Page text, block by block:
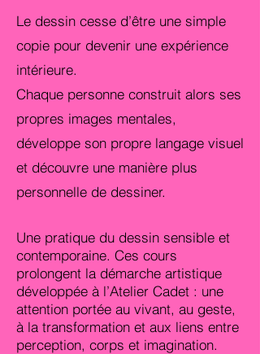
Le dessin cesse d’être une simple
copie pour devenir une expérience
intérieure.
Chaque personne construit alors ses
propres images mentales,
développe son propre langage visuel
et découvre une manière plus
personnelle de dessiner.
Une pratique du dessin sensible et
contemporaine. Ces cours
prolongent la démarche artistique
développée à l’Atelier Cadet : une
attention portée au vivant, au geste,
à la transformation et aux liens entre
perception, corps et imagination.